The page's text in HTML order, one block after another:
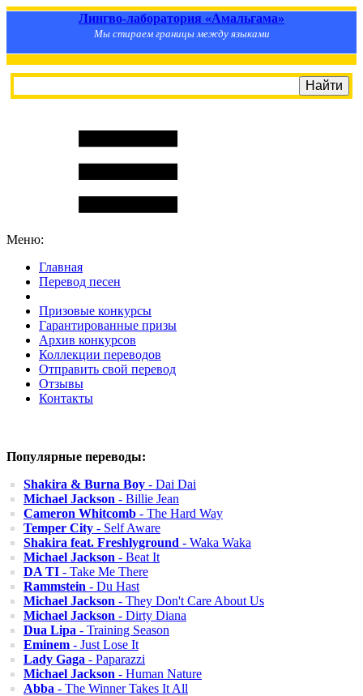
Лингво-лаборатория «Амальгама»
Мы стираем границы между языками
Меню:
Главная
Перевод песен
Призовые конкурсы
Гарантированные призы
Архив конкурсов
Коллекции переводов
Отправить свой перевод
Отзывы
Контакты
Популярные переводы:
Shakira & Burna Boy - Dai Dai
Michael Jackson - Billie Jean
Cameron Whitcomb - The Hard Way
Temper City - Self Aware
Shakira feat. Freshlyground - Waka Waka
Michael Jackson - Beat It
DA TI - Take Me There
Rammstein - Du Hast
Michael Jackson - They Don't Care About Us
Michael Jackson - Dirty Diana
Dua Lipa - Training Season
Eminem - Just Lose It
Lady Gaga - Paparazzi
Michael Jackson - Human Nature
Abba - The Winner Takes It All